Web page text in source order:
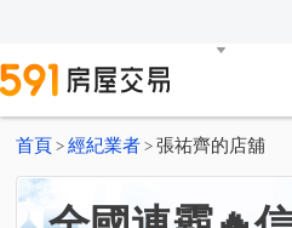
首頁 > 經紀業者 > 張祐齊的店舖